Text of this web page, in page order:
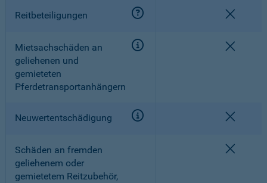
Reitbeteiligungen
Mietsachschäden an
geliehenen und
gemieteten
Pferdetransportanhängern
Neuwertentschädigung
Schäden an fremden
geliehenem oder
gemietetem Reitzubehör,